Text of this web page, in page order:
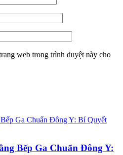
web trong trình duyệt này cho
Bếp Ga Chuẩn Đông Y: